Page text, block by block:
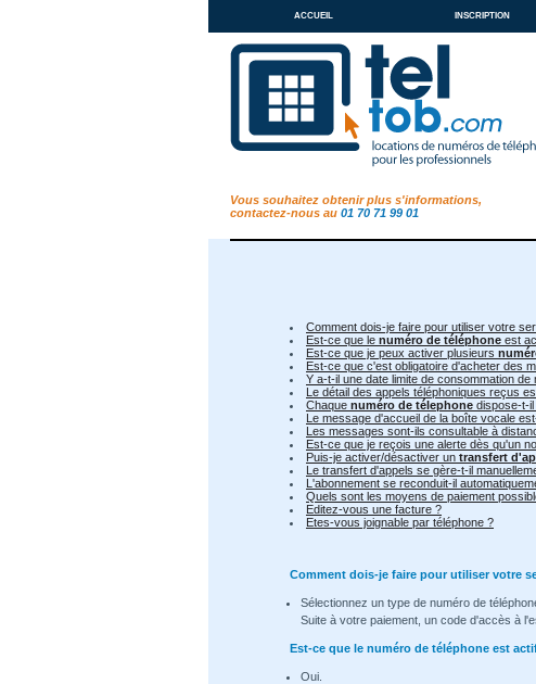
accueil inscription
Vous souhaitez obtenir plus s'informations,
contactez-nous au 01 70 71 99 01
Comment dois-je faire pour utiliser votre
Est-ce que le numéro de téléphone est
Est-ce que je peux activer plusieurs
Est-ce que c'est obligatoire d'acheter des
Y a-t-il une date limite de consommation
Le détail des appels téléphoniques reçus
Chaque numéro de télephone dispose-t-il
Le message d'accueil de la boîte vocale
Les messages sont-ils consultable à
Est-ce que je reçois une alerte dès qu'un
Puis-je activer/désactiver un transfert
Le transfert d'appels se gère-t-il
L'abonnement se reconduit-il
Quels sont les moyens de paiement
Editez-vous une facture ?
Etes-vous joignable par téléphone ?
Comment dois-je faire pour utiliser votre
Sélectionnez un type de numéro de
Suite à votre paiement, un code d'accès à
Est-ce que le numéro de téléphone est
Oui.